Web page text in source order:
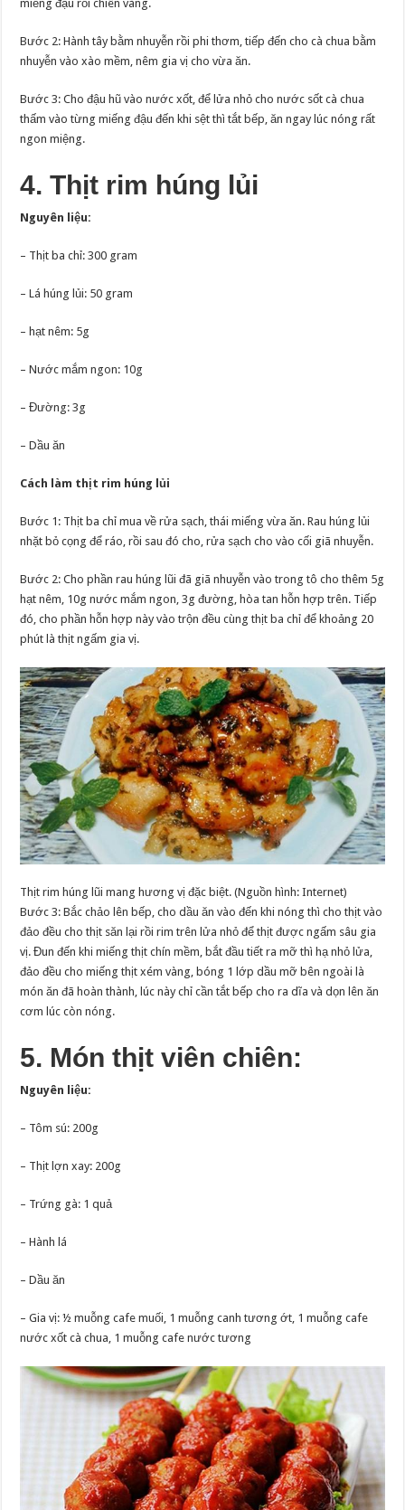
miếng đậu rồi chiên vàng.
Bước 2: Hành tây bằm nhuyễn rồi phi thơm, tiếp đến cho cà chua bằm
nhuyễn vào xào mềm, nêm gia vị cho vừa ăn.
Bước 3: Cho đậu hũ vào nước xốt, để lửa nhỏ cho nước sốt cà chua
thấm vào từng miếng đậu đến khi sệt thì tắt bếp, ăn ngay lúc nóng rất
ngon miệng.
4. Thịt rim húng lủi
Nguyên liệu:
– Thịt ba chỉ: 300 gram
– Lá húng lủi: 50 gram
– hạt nêm: 5g
– Nước mắm ngon: 10g
– Đường: 3g
– Dầu ăn
Cách làm thịt rim húng lủi
Bước 1: Thịt ba chỉ mua về rửa sạch, thái miếng vừa ăn. Rau húng lủi
nhặt bỏ cọng để ráo, rồi sau đó cho, rửa sạch cho vào cối giã nhuyễn.
Bước 2: Cho phần rau húng lũi đã giã nhuyễn vào trong tô cho thêm 5g
hạt nêm, 10g nước mắm ngon, 3g đường, hòa tan hỗn hợp trên. Tiếp
đó, cho phần hỗn hợp này vào trộn đều cùng thịt ba chỉ để khoảng 20
phút là thịt ngấm gia vị.
Thịt rim húng lũi mang hương vị đặc biệt. (Nguồn hình: Internet)
Bước 3: Bắc chảo lên bếp, cho dầu ăn vào đến khi nóng thì cho thịt vào
đảo đều cho thịt săn lại rồi rim trên lửa nhỏ để thịt được ngấm sâu gia
vị. Đun đến khi miếng thịt chín mềm, bắt đầu tiết ra mỡ thì hạ nhỏ lửa,
đảo đều cho miếng thịt xém vàng, bóng 1 lớp dầu mỡ bên ngoài là
món ăn đã hoàn thành, lúc này chỉ cần tắt bếp cho ra dĩa và dọn lên ăn
cơm lúc còn nóng.
5. Món thịt viên chiên:
Nguyên liệu:
– Tôm sú: 200g
– Thịt lợn xay: 200g
– Trứng gà: 1 quả
– Hành lá
– Dầu ăn
– Gia vị: ½ muỗng cafe muối, 1 muỗng canh tương ớt, 1 muỗng cafe
nước xốt cà chua, 1 muỗng cafe nước tương